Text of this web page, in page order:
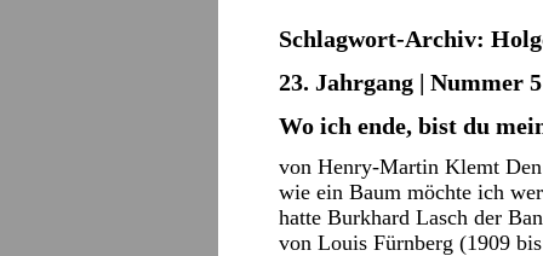
Schlagwort-Archiv:
23. Jahrgang | Nummer
Wo ich ende, bist du
von Henry-Martin Klemt
wie ein Baum möchte ich
hatte Burkhard Lasch der
von Louis Fürnberg (1909